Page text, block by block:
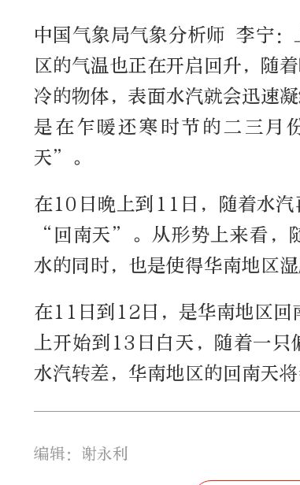
中国气象局气象分析师 李宁
区的气温也正在开启回升，随
冷的物体，表面水汽就会迅速
是在乍暖还寒时节的二三月
天”。
在10日晚上到11日，随着水
“回南天”。从形势上来看，
水的同时，也是使得华南地区
在11日到12日，是华南地区回
上开始到13日白天，随着一只
水汽转差，华南地区的回南天
编辑：谢永利